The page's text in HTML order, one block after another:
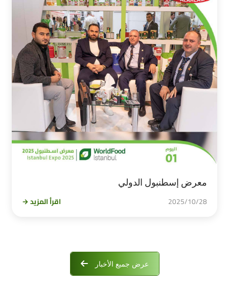
معرض إسطنبول الدولي
2025/10/28 اقرأ المزيد →
عرض جميع الأخبار